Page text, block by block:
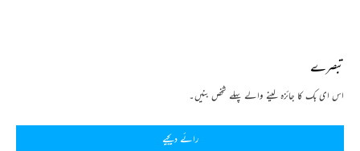
تبصرے
اس ای بک کا جائزہ لینے والے پہلے شخص بنیں۔
رائے دیجیے